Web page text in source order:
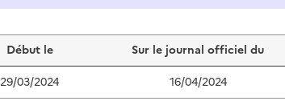
Début le
Sur le journal officiel du
29/03/2024
16/04/2024